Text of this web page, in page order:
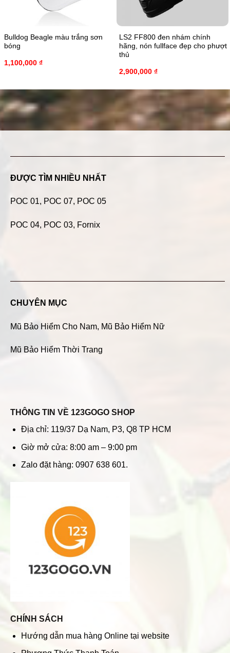
Bulldog Beagle màu trắng sơn
bóng
1,100,000 ₫
LS2 FF800 đen nhám chính
hãng, nón fullface đẹp cho phượt
thủ
2,900,000 ₫
ĐƯỢC TÌM NHIỀU NHẤT
POC 01, POC 07, POC 05
POC 04, POC 03, Fornix
CHUYÊN MỤC
Mũ Bảo Hiểm Cho Nam, Mũ Bảo Hiểm Nữ
Mũ Bảo Hiểm Thời Trang
THÔNG TIN VỀ 123GOGO SHOP
Địa chỉ: 119/37 Dạ Nam, P3, Q8 TP HCM
Giờ mở cửa: 8:00 am – 9:00 pm
Zalo đặt hàng: 0907 638 601.
CHÍNH SÁCH
Hướng dẫn mua hàng Online tại website